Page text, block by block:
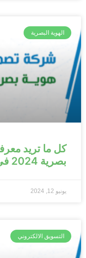
الهوية البصرية
كل ما تريد
بصرية 2024 في سطور
يونيو 12, 2024
التسويق الالكتروني